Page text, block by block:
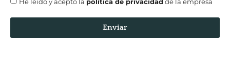
He leído y acepto la política de privacidad de la empresa
Enviar